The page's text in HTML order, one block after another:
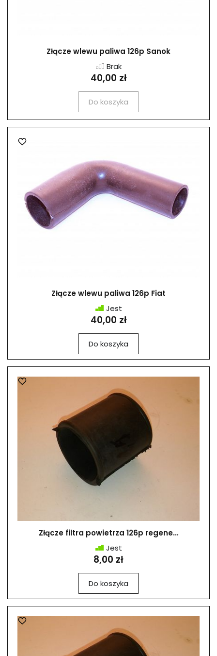
Złącze wlewu paliwa 126p Sanok
Brak
40,00 zł
Do koszyka
Złącze wlewu paliwa 126p Fiat
Jest
40,00 zł
Do koszyka
Złącze filtra powietrza 126p regene...
Jest
8,00 zł
Do koszyka